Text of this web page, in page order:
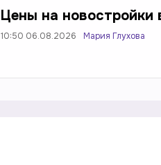
Цены на новостройки
10:50 06.08.2026 Мария Глухова